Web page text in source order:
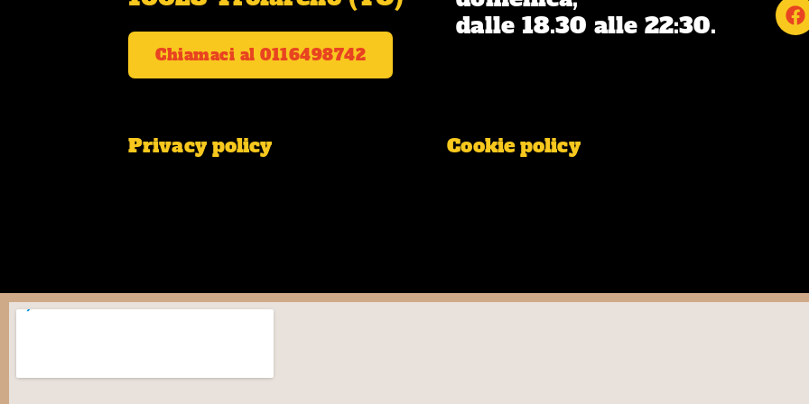
Chiamaci al 0116498742
dalle 18.30 alle 22:30.
a
Privacy policy Cookie policy